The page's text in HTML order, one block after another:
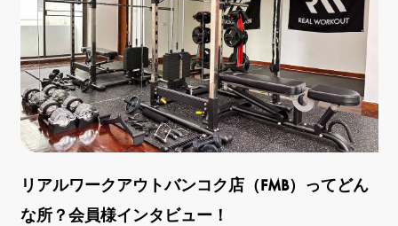
リアルワークアウトバンコク店（FMB）ってどん
な所？会員様インタビュー！